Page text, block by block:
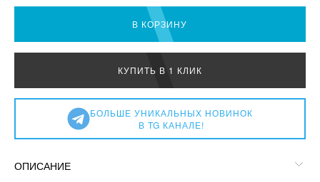
В КОРЗИНУ
КУПИТЬ В 1 КЛИК
БОЛЬШЕ УНИКАЛЬНЫХ НОВИНОК
В TG КАНАЛЕ!
ОПИСАНИЕ